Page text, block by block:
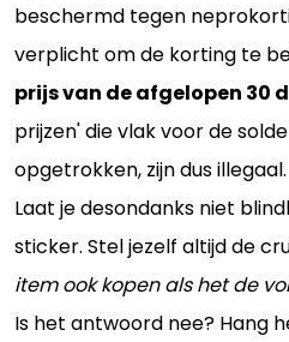
beschermd tegen
verplicht om de korting te
prijs van de afgelopen 30
prijzen' die vlak voor de
opgetrokken, zijn dus illegaal.
Laat je desondanks niet
sticker. Stel jezelf altijd de
item ook kopen als het de
Is het antwoord nee? Hang